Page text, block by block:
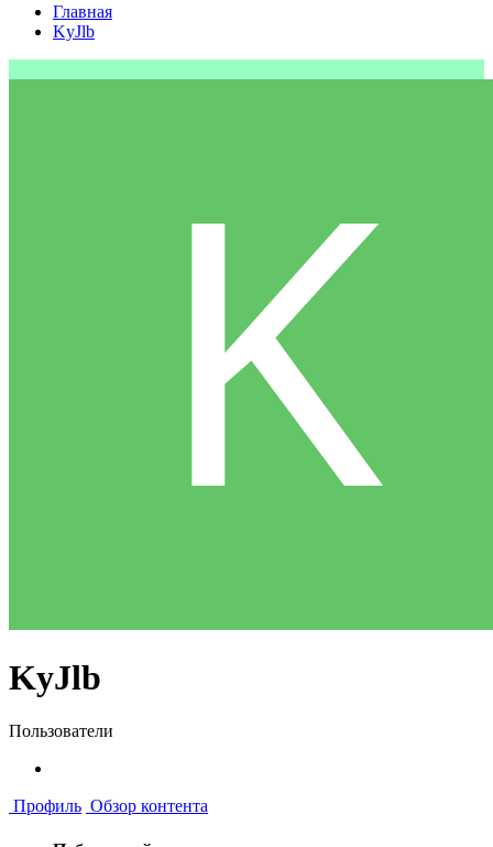
Главная
KyJlb
KyJlb
Пользователи
Профиль Обзор контента